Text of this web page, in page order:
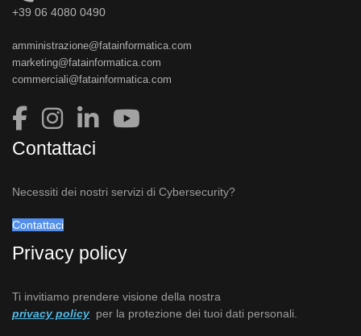
+39 06 4080 0490
amministrazione@fatainformatica.com
marketing@fatainformatica.com
commerciali@fatainformatica.com
Contattaci
Necessiti dei nostri servizi di Cybersecurity?
Contattaci
Privacy policy
Ti invitiamo prendere visione della nostra
privacy policy per la protezione dei tuoi dati personali.